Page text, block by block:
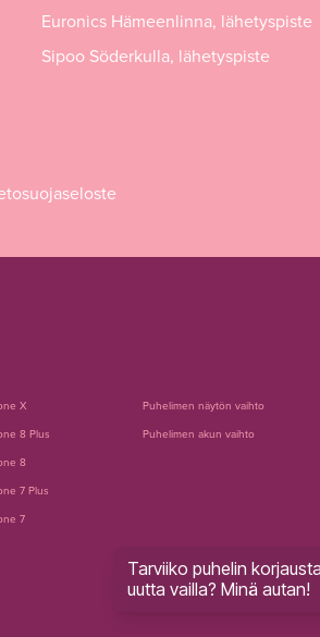
Euronics Hämeenlinna, lähetyspiste
Sipoo Söderkulla, lähetyspiste
X
8 Plus
8
7 Plus
7
Puhelimen näytön vaihto
Puhelimen akun vaihto
Tarviiko puhelin
uutta vailla? Minä autan!